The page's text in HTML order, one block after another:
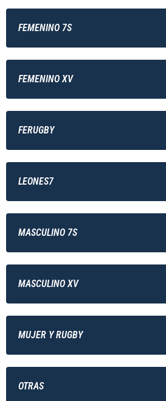
FEMENINO 7S
FEMENINO XV
FERUGBY
LEONES7
MASCULINO 7S
MASCULINO XV
MUJER Y RUGBY
OTRAS